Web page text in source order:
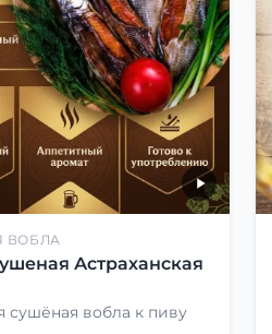
ВОБЛА
Астраханская
сушёная вобла к пиву